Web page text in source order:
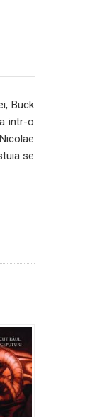
Buck
intr-o
se